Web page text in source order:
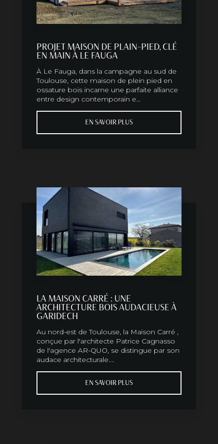
PROJET MAISON DE PLAIN-PIED, CLÉ
EN MAIN À LE FAUGA
À Le Fauga, dans la campagne au sud de
Toulouse, cette maison de plein pied en
ossature bois incarne une parfaite alliance
entre design contemporain e...
EN SAVOIR PLUS
LA MAISON CARRÉ : UNE
ARCHITECTURE BOIS AUDACIEUSE À
GARIDECH
Au nord-est de Toulouse, la Maison Carré ,
conçue par l'architecte Patrice Cagnasso
de l'agence AR-QUO, se distingue par son
audace architecturale....
EN SAVOIR PLUS